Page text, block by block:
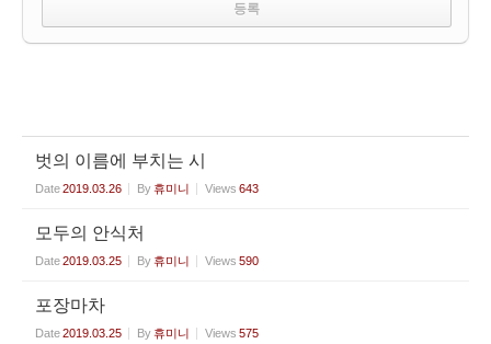
벗의 이름에 부치는 시
Date2019.03.26 By휴미니 Views 643
모두의 안식처
Date2019.03.25 By휴미니 Views 590
포장마차
Date2019.03.25 By휴미니 Views 575